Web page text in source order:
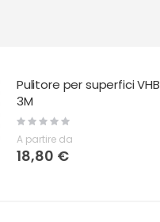
Pulitore per superfici VHB
3M
Rating:
0%
A partire da
18,80 €